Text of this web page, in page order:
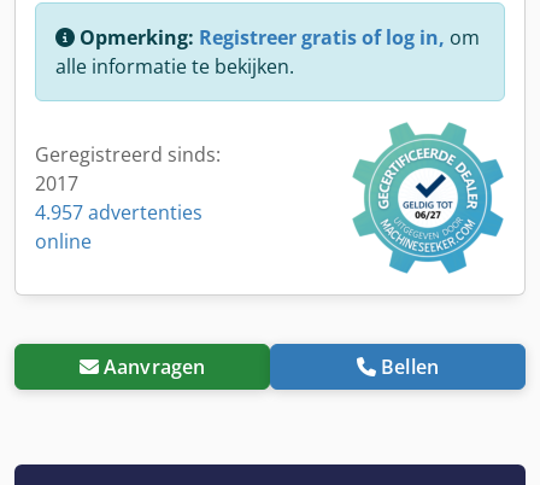
Opmerking: Registreer gratis of log in, om
alle informatie te bekijken.
Geregistreerd sinds:
2017
4.957 advertenties
online
Aanvragen Bellen